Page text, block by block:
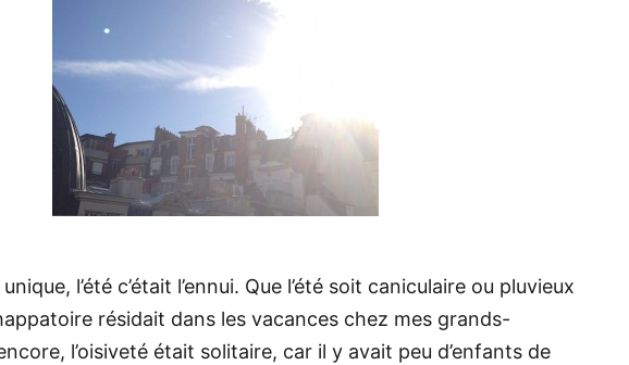
l’été c’était l’ennui. Que l’été soit caniculaire ou pluvieux
résidait dans les vacances chez mes grands-
l’oisiveté était solitaire, car il y avait peu d’enfants de